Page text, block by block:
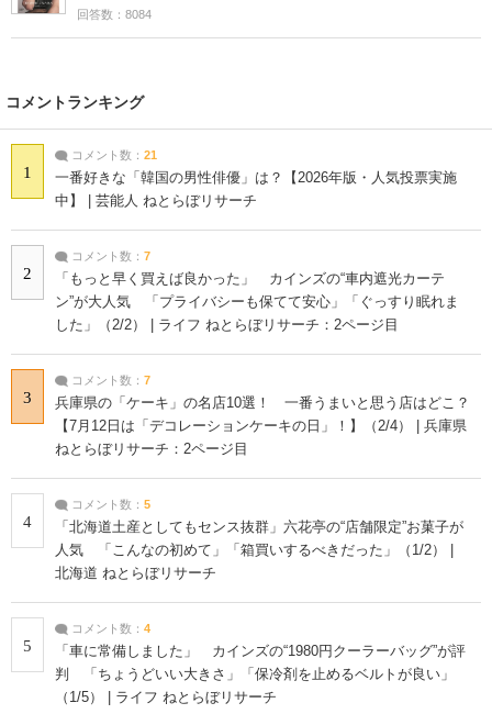
回答数：8084
コメントランキング
1
コメント数： 21
一番好きな「韓国の男性俳優」は？【2026年版・人気投票実施
中】 | 芸能人 ねとらぼリサーチ
2
コメント数： 7
「もっと早く買えば良かった」 カインズの“車内遮光カーテ
ン”が大人気 「プライバシーも保てて安心」「ぐっすり眠れま
した」（2/2） | ライフ ねとらぼリサーチ：2ページ目
3
コメント数： 7
兵庫県の「ケーキ」の名店10選！ 一番うまいと思う店はどこ？
【7月12日は「デコレーションケーキの日」！】（2/4） | 兵庫県
ねとらぼリサーチ：2ページ目
4
コメント数： 5
「北海道土産としてもセンス抜群」六花亭の“店舗限定”お菓子が
人気 「こんなの初めて」「箱買いするべきだった」（1/2） |
北海道 ねとらぼリサーチ
5
コメント数： 4
「車に常備しました」 カインズの“1980円クーラーバッグ”が評
判 「ちょうどいい大きさ」「保冷剤を止めるベルトが良い」
（1/5） | ライフ ねとらぼリサーチ